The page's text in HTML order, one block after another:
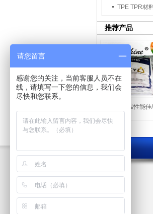
TPE TPR材
推荐产品
供应 耐温性能
请您留言
感谢您的关注，当前客服人员不在
线，请填写一下您的信息，我们会
尽快和您联系。